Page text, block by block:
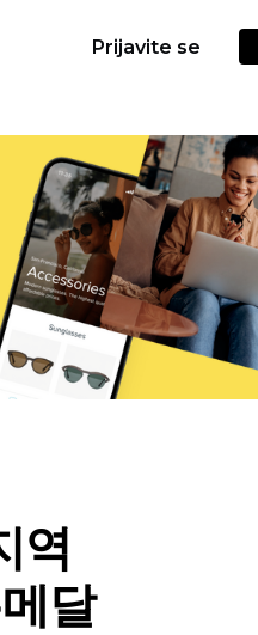
Prijavite se
역
달